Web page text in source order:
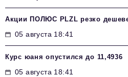
Акции ПОЛЮС PLZL резко
05 августа 18:41
Курс юаня опустился до 11,4936
05 августа 18:41